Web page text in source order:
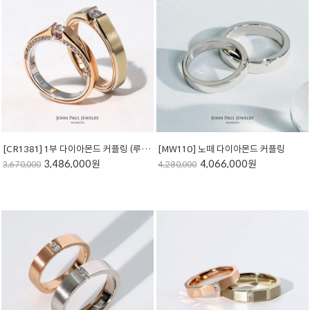
[CR1381] 1부 다이아몬드 커플링 (루비&사파이어 셋팅)
3,670,000 3,486,000원
[MW110] 노떼 다이아몬드 커플링
4,280,000 4,066,000원